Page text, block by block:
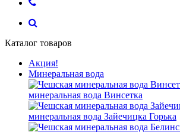
Каталог товаров
Акция!
Минеральная вода
минеральная вода Винсетка
минеральная вода Зайечицка Горька